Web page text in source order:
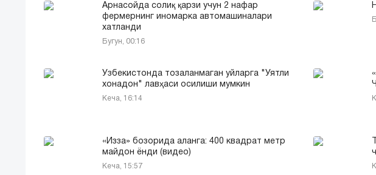
Арнасойда солиқ қарзи учун 2 нафар
фермернинг иномарка автомашиналари
хатланди
Бугун, 00:16
Ўзбекистонда тозаланмаган уйларга "Уятли
хонадон" лавҳаси осилиши мумкин
Кеча, 16:14
«Изза» бозорида аланга: 400 квадрат метр
майдон ёнди (видео)
Кеча, 15:57